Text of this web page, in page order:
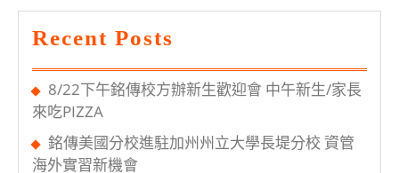
生
Recent Posts
8/22下午銘傳校方辦新生歡迎會 中午新生/家長
來吃PIZZA
銘傳美國分校進駐加州州立大學長堤分校 資管
海外實習新機會